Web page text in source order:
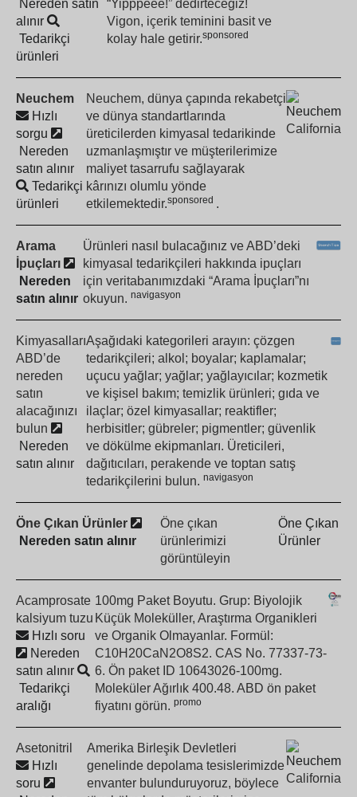
Nereden satın
alınır
Tedarikçi
ürünleri
“Yipppeee!” dedirteceğiz!
Vigon, içerik teminini basit ve
kolay hale getirir.sponsored
Neuchem
Hızlı
sorgu
Nereden
satın alınır
Tedarikçi
ürünleri
Neuchem, dünya çapında rekabetçi
ve dünya standartlarında
üreticilerden kimyasal tedarikinde
uzmanlaşmıştır ve müşterilerimize
maliyet tasarrufu sağlayarak
kârınızı olumlu yönde
etkilemektedir.sponsored .
California
Arama
İpuçları
Nereden
satın alınır
Ürünleri nasıl bulacağınız ve ABD’deki
kimyasal tedarikçileri hakkında ipuçları
için veritabanımızdaki “Arama İpuçları”nı
okuyun. navigasyon
Kimyasalları
ABD’de
nereden
satın
alacağınızı
bulun
Nereden
satın alınır
Aşağıdaki kategorileri arayın: çözgen
tedarikçileri; alkol; boyalar; kaplamalar;
uçucu yağlar; yağlar; yağlayıcılar; kozmetik
ve kişisel bakım; temizlik ürünleri; gıda ve
ilaçlar; özel kimyasallar; reaktifler;
herbisitler; gübreler; pigmentler; güvenlik
ve dökülme ekipmanları. Üreticileri,
dağıtıcıları, perakende ve toptan satış
tedarikçilerini bulun. navigasyon
Öne Çıkan Ürünler
Nereden satın alınır
Öne çıkan
ürünlerimizi
görüntüleyin
Öne Çıkan
Ürünler
Acamprosate
kalsiyum tuzu
Hızlı soru
Nereden
satın alınır
Tedarikçi
aralığı
100mg Paket Boyutu. Grup: Biyolojik
Küçük Moleküller, Araştırma Organikleri
ve Organik Olmayanlar. Formül:
C10H20CaN2O8S2. CAS No. 77337-73-
6. Ön paket ID 10643026-100mg.
Moleküler Ağırlık 400.48. ABD ön paket
fiyatını görün. promo
Asetonitril
Hızlı
soru
Amerika Birleşik Devletleri
genelinde depolama tesislerimizde
envanter bulunduruyoruz, böylece California